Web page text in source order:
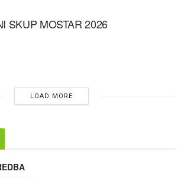
SKUP MOSTAR 2026
LOAD MORE